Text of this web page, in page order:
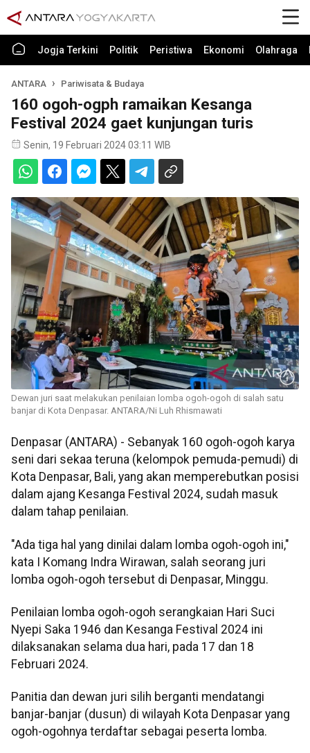
Jogja Terkini Politik Peristiwa Ekonomi Olahraga
ANTARA Pariwisata & Budaya
160 ogoh-ogph ramaikan Kesanga
Festival 2024 gaet kunjungan turis
Senin, 19 Februari 2024 03:11 WIB
Dewan juri saat melakukan penilaian lomba ogoh-ogoh di salah satu
banjar di Kota Denpasar. ANTARA/Ni Luh Rhismawati
Denpasar (ANTARA) - Sebanyak 160 ogoh-ogoh karya
seni dari sekaa teruna (kelompok pemuda-pemudi) di
Kota Denpasar, Bali, yang akan memperebutkan posisi
dalam ajang Kesanga Festival 2024, sudah masuk
dalam tahap penilaian.
"Ada tiga hal yang dinilai dalam lomba ogoh-ogoh ini,"
kata I Komang Indra Wirawan, salah seorang juri
lomba ogoh-ogoh tersebut di Denpasar, Minggu.
Penilaian lomba ogoh-ogoh serangkaian Hari Suci
Nyepi Saka 1946 dan Kesanga Festival 2024 ini
dilaksanakan selama dua hari, pada 17 dan 18
Februari 2024.
Panitia dan dewan juri silih berganti mendatangi
banjar-banjar (dusun) di wilayah Kota Denpasar yang
ogoh-ogohnya terdaftar sebagai peserta lomba.